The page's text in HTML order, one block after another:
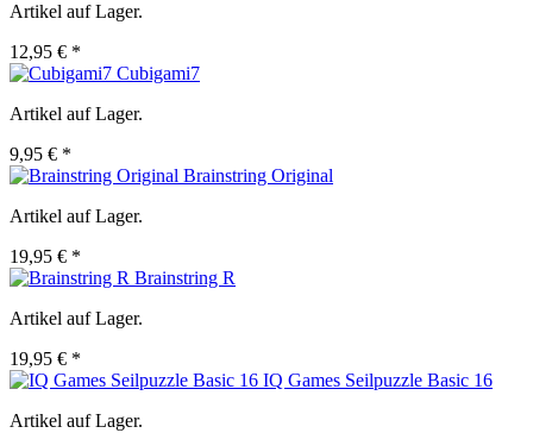
Artikel auf Lager.
12,95 € *
Cubigami7
Artikel auf Lager.
9,95 € *
Brainstring Original
Artikel auf Lager.
19,95 € *
Brainstring R
Artikel auf Lager.
19,95 € *
IQ Games Seilpuzzle Basic 16
Artikel auf Lager.